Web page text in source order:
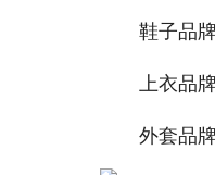
鞋子品
上衣品
外套品